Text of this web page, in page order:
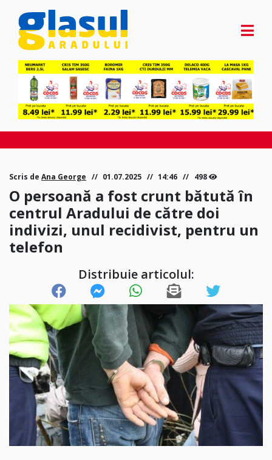
Scris de Ana George 01.07.2025 14:46 498
O persoană a fost crunt bătută în
centrul Aradului de către doi
indivizi, unul recidivist, pentru un
telefon
Distribuie articolul: